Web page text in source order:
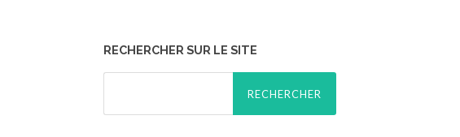
RECHERCHER SUR LE SITE
Rechercher :